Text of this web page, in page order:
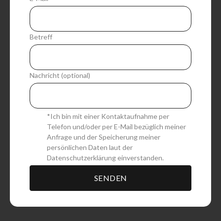
Betreff
Nachricht (optional)
*Ich bin mit einer Kontaktaufnahme per
Telefon und/oder per E-Mail bezüglich meiner
Anfrage und der Speicherung meiner
persönlichen Daten laut der
Datenschutzerklärungeinverstanden.
n
t
i
v
e
: